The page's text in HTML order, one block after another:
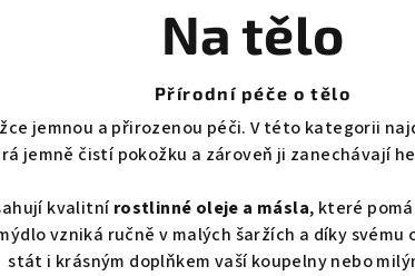
Na tělo
Přírodní péče o tělo
jemnou a přirozenou péči. V této kategorii
jemně čistí pokožku a zároveň ji zanechávají
kvalitnírostlinné oleje a másla, které
vzniká ručně v malých šaržích a díky svému
stát i krásným doplňkem vaší koupelny nebo